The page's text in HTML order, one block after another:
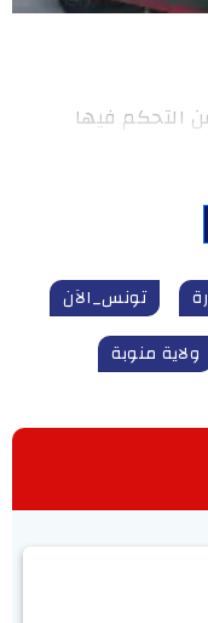
التحكم فيها
تونس_الآن
ولاية منوبة